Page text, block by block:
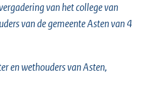
van het college van
van de gemeente Asten van 4
en wethouders van Asten,